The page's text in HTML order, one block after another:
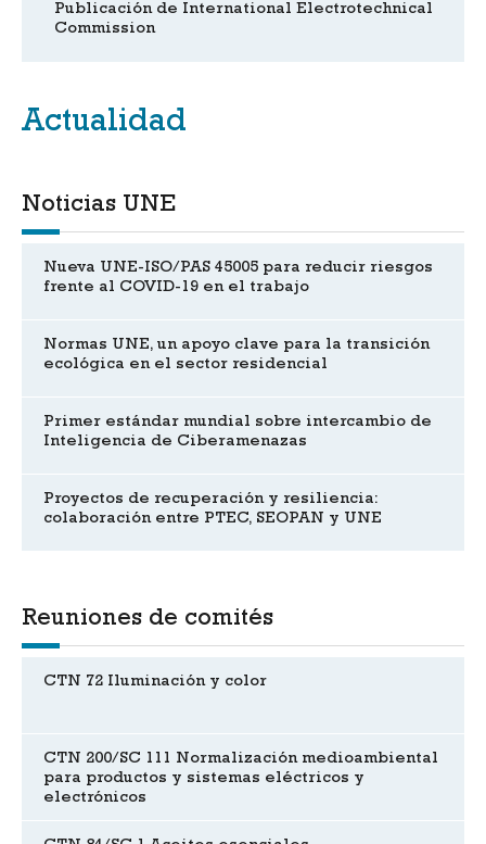
Publicación de International Electrotechnical
Commission
Actualidad
Noticias UNE
Nueva UNE-ISO/PAS 45005 para reducir riesgos
frente al COVID-19 en el trabajo
Normas UNE, un apoyo clave para la transición
ecológica en el sector residencial
Primer estándar mundial sobre intercambio de
Inteligencia de Ciberamenazas
Proyectos de recuperación y resiliencia:
colaboración entre PTEC, SEOPAN y UNE
Reuniones de comités
CTN 72 Iluminación y color
CTN 200/SC 111 Normalización medioambiental
para productos y sistemas eléctricos y
electrónicos